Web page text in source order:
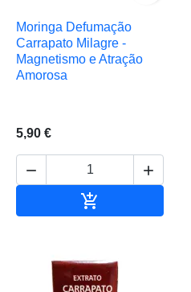
Moringa Defumação
Carrapato Milagre -
Magnetismo e Atração
Amorosa
5,90 €
 
